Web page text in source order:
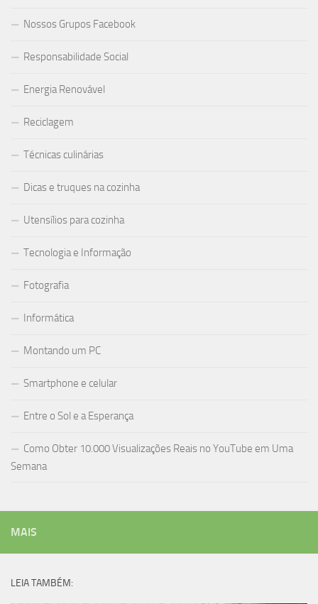
Nossos Grupos Facebook
Responsabilidade Social
Energia Renovável
Reciclagem
Técnicas culinárias
Dicas e truques na cozinha
Utensílios para cozinha
Tecnologia e Informação
Fotografia
Informática
Montando um PC
Smartphone e celular
Entre o Sol e a Esperança
Como Obter 10.000 Visualizações Reais no YouTube em Uma
Semana
MAIS
LEIA TAMBÉM: